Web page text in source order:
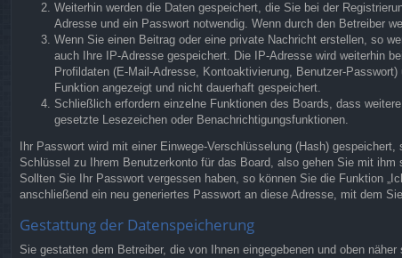
Weiterhin werden die Daten gespeichert, die Sie bei der
Adresse und ein Passwort notwendig. Wenn durch den Betreiber
Wenn Sie einen Beitrag oder eine private Nachricht erstellen, so
auch Ihre IP-Adresse gespeichert. Die IP-Adresse wird weiterhin
Profildaten (E-Mail-Adresse, Kontoaktivierung, Benutzer-
Funktion angezeigt und nicht dauerhaft gespeichert.
Schließlich erfordern einzelne Funktionen des Boards, dass
gesetzte Lesezeichen oder Benachrichtigungsfunktionen.
Ihr Passwort wird mit einer Einwege-Verschlüsselung (Hash)
Schlüssel zu Ihrem Benutzerkonto für das Board, also gehen Sie mit
Sollten Sie Ihr Passwort vergessen haben, so können Sie die Funktion
anschließend ein neu generiertes Passwort an diese Adresse, mit dem
Gestattung der Datenspeicherung
Sie gestatten dem Betreiber, die von Ihnen eingegebenen und oben